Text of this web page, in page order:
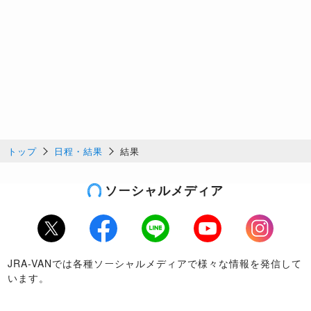
トップ 日程・結果 結果
ソーシャルメディア
Twitter Facebook LINE Youtube
Instagram
JRA-VANでは各種ソーシャルメディアで様々な情報を発信して
います。